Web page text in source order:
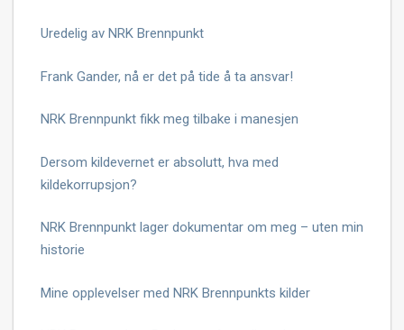
Uredelig av NRK Brennpunkt
Frank Gander, nå er det på tide å ta ansvar!
NRK Brennpunkt fikk meg tilbake i manesjen
Dersom kildevernet er absolutt, hva med
kildekorrupsjon?
NRK Brennpunkt lager dokumentar om meg – uten min
historie
Mine opplevelser med NRK Brennpunkts kilder